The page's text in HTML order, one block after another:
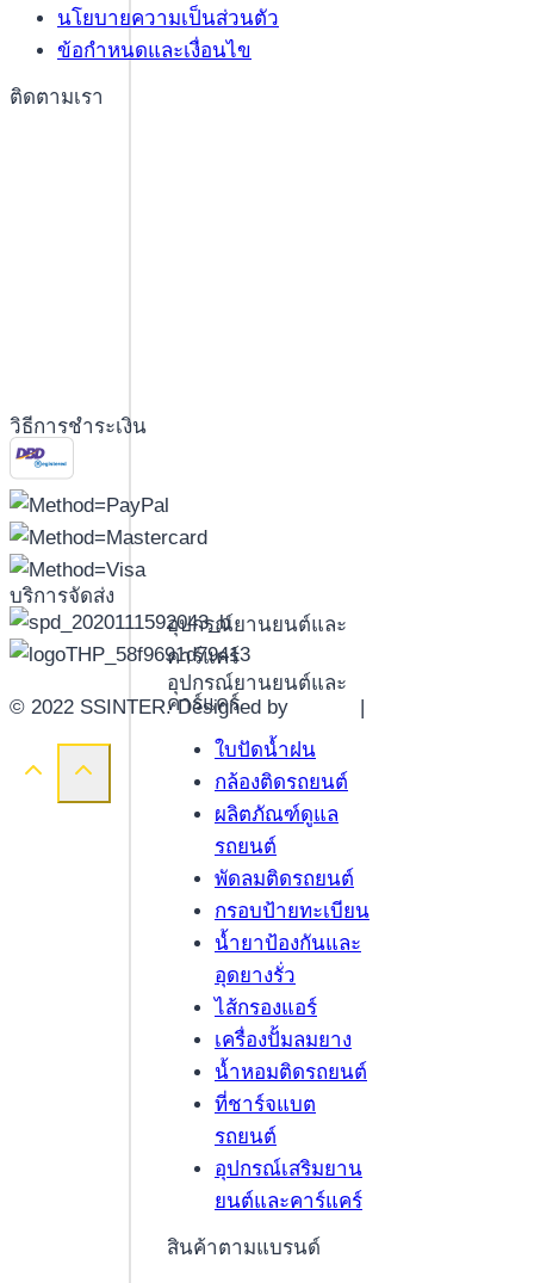
อุปกรณ์ยานยนต์และ
คาร์แคร์
อุปกรณ์ยานยนต์และ
คาร์แคร์
ใบปัดน้ำฝน
กล้องติดรถยนต์
ผลิตภัณฑ์ดูแล
รถยนต์
พัดลมติดรถยนต์
กรอบป้ายทะเบียน
น้ำยาป้องกันและ
อุดยางรั่ว
ไส้กรองแอร์
เครื่องปั้มลมยาง
น้ำหอมติดรถยนต์
ที่ชาร์จแบต
รถยนต์
อุปกรณ์เสริมยาน
ยนต์และคาร์แคร์
สินค้าตามแบรนด์
นโยบายความเป็นส่วนตัว
ข้อกำหนดและเงื่อนไข
ติดตามเรา
วิธีการชำระเงิน
บริการจัดส่ง
© 2022 SSINTER. Designed by